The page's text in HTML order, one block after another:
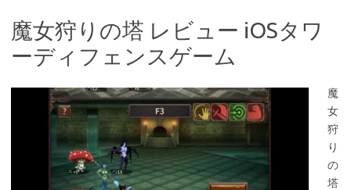
魔女狩りの塔 レビュー iOSタワ
ーディフェンスゲーム
魔
女
狩
り
の
塔